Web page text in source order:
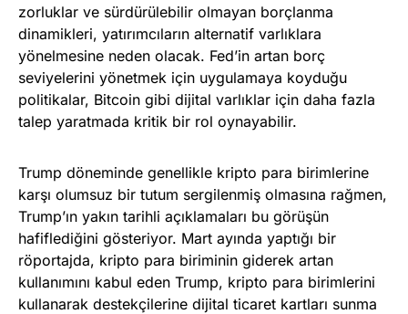
zorluklar ve sürdürülebilir olmayan borçlanma
dinamikleri, yatırımcıların alternatif varlıklara
yönelmesine neden olacak. Fed’in artan borç
seviyelerini yönetmek için uygulamaya koyduğu
politikalar, Bitcoin gibi dijital varlıklar için daha fazla
talep yaratmada kritik bir rol oynayabilir.
Trump döneminde genellikle kripto para birimlerine
karşı olumsuz bir tutum sergilenmiş olmasına rağmen,
Trump’ın yakın tarihli açıklamaları bu görüşün
hafiflediğini gösteriyor. Mart ayında yaptığı bir
röportajda, kripto para biriminin giderek artan
kullanımını kabul eden Trump, kripto para birimlerini
kullanarak destekçilerine dijital ticaret kartları sunma